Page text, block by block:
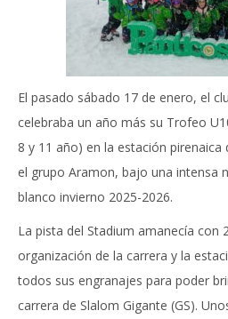
El pasado sábado 17 de enero, el
celebraba un año más su Trofeo
8 y 11 año) en la estación pirenaica
el grupo Aramon, bajo una intensa
blanco invierno 2025-2026.
La pista del Stadium amanecía con
organización de la carrera y la
todos sus engranajes para poder
carrera de Slalom Gigante (GS).